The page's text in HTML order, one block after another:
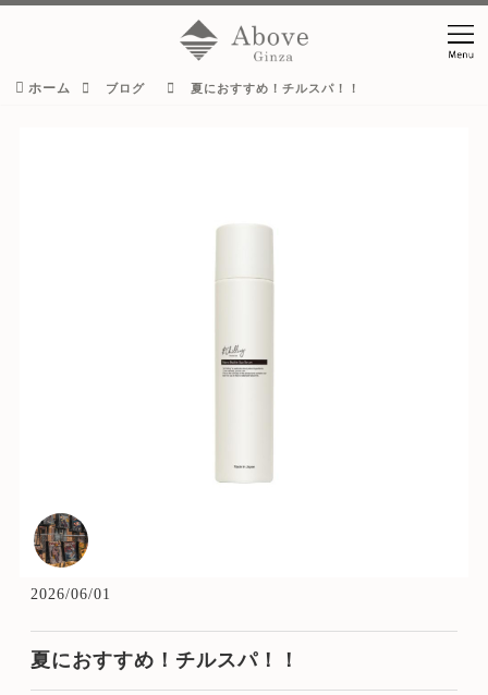
ホーム ブログ 夏におすすめ！チルスパ！！
2026/06/01
夏におすすめ！チルスパ！！